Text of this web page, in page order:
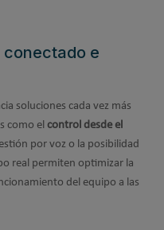
conectado e
soluciones cada vez más
como el control desde el
por voz o la posibilidad
real permiten optimizar la
del equipo a las